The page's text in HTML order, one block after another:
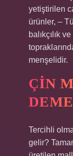
yetiştirilen
ürünler, –
balıkçılık
menşelidir.
ÇIN
Tercihli
gelir?